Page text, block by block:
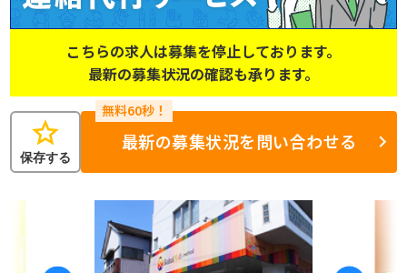
こちらの求人は募集を停止しております。
最新の募集状況の確認も承ります。
star
保存する
最新の募集状況を問い合わせる